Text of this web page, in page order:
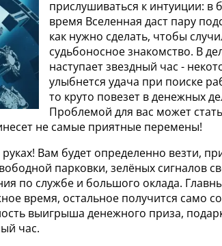
прислушиваться к интуиции: в
время Вселенная даст пару
как нужно сделать, чтобы
судьбоносное знакомство. В
наступает звездный час -
улыбнется удача при поиске
то круто повезет в денежных
Проблемой для вас может
не самые приятные перемены!
Вам будет определенно везти,
парковки, зелёных сигналов
по службе и большого оклада.
время, остальное получится само
выигрыша денежного приза,
час.